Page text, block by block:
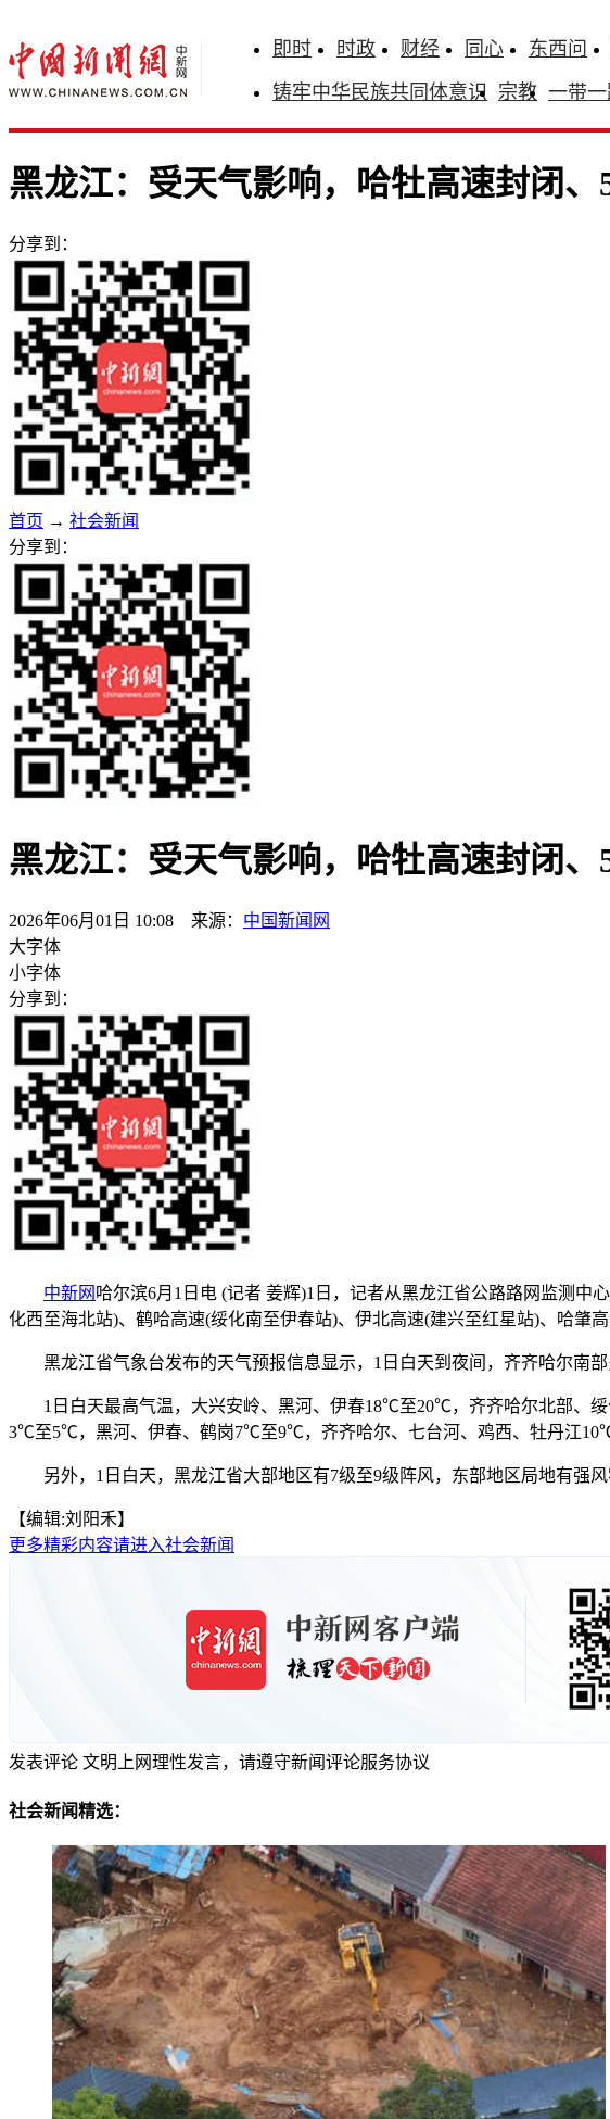
即时 时政 财经 同心 东西问
铸牢中华民族共同体意识 宗教 一带
黑龙江：受天气影响，哈牡高速封闭、
分享到：
首页 → 社会新闻
分享到：
黑龙江：受天气影响，哈牡高速封闭、
2026年06月01日 10:08 来源： 中国新闻网
大字体
小字体
分享到：
中新网 哈尔滨6月1日电 (记者 姜辉)1日，记者从黑龙江省公路路网监测
化西至海北站)、鹤哈高速(绥化南至伊春站)、伊北高速(建兴至红星站)、哈肇
黑龙江省气象台发布的天气预报信息显示，1日白天到夜间，齐齐哈尔南部
1日白天最高气温，大兴安岭、黑河、伊春18℃至20℃，齐齐哈尔北部、
3℃至5℃，黑河、伊春、鹤岗7℃至9℃，齐齐哈尔、七台河、鸡西、牡丹江
另外，1日白天，黑龙江省大部地区有7级至9级阵风，东部地区局地有强风
【编辑:刘阳禾】
更多精彩内容请进入社会新闻
发表评论 文明上网理性发言，请遵守新闻评论服务协议
社会新闻精选：